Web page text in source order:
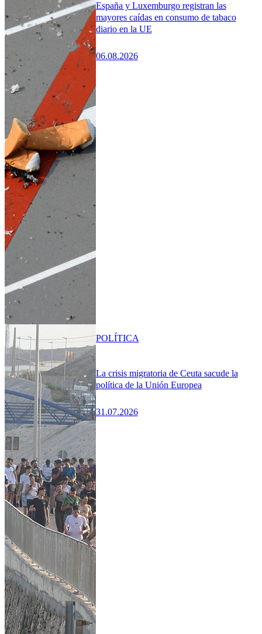
España y Luxemburgo registran las
mayores caídas en consumo de tabaco
diario en la UE
06.08.2026
La crisis migratoria de Ceuta sacude la
política de la Unión Europea
31.07.2026
POLÍTICA